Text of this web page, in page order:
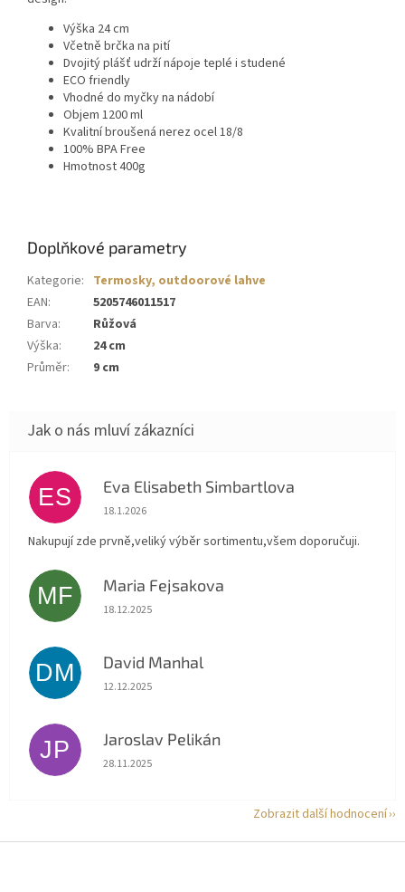
Výška 24 cm
Včetně brčka na pití
Dvojitý plášť udrží nápoje teplé i studené
ECO friendly
Vhodné do myčky na nádobí
Objem 1200 ml
Kvalitní broušená nerez ocel 18/8
100% BPA Free
Hmotnost 400g
Doplňkové parametry
Kategorie: Termosky, outdoorové lahve
EAN:
5205746011517
Barva:
Růžová
Výška:
24 cm
Průměr: 9 cm
ES Eva Elisabeth Simbartlova
Hodnocení obchodu je 5 z 5 hvězdiček.
18.1.2026
Nakupují zde prvně,veliký výběr sortimentu,všem doporučuji.
MF Maria Fejsakova
Hodnocení obchodu je 5 z 5 hvězdiček.
18.12.2025
DM David Manhal
Hodnocení obchodu je 5 z 5 hvězdiček.
12.12.2025
JP Jaroslav Pelikán
Hodnocení obchodu je 5 z 5 hvězdiček.
28.11.2025
Zobrazit další hodnocení